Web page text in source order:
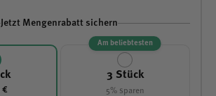
Jetzt Mengenrabatt sichern
€
3 Stück
5% sparen
Am beliebtesten